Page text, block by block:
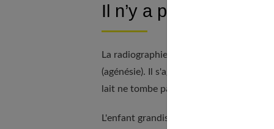
Il n’y a pas de dent
La radiographie panoramique révèle
(agénésie). Il s'agit souvent d'une
lait ne tombe pas.
L'enfant grandissant, cette dernière ne